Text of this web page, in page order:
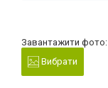
Завантажити фото:
Вибрати